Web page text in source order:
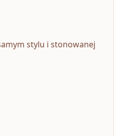
stylu i stonowanej